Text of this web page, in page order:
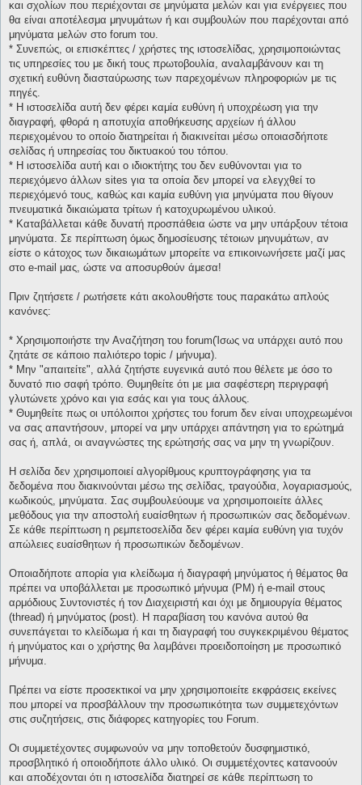
και σχολίων που περιέχονται σε μηνύματα μελών και για ενέργειες που
θα είναι αποτέλεσμα μηνυμάτων ή και συμβουλών που παρέχονται από
μηνύματα μελών στο forum του.
* Συνεπώς, οι επισκέπτες / χρήστες της ιστοσελίδας, χρησιμοποιώντας
τις υπηρεσίες του με δική τους πρωτοβουλία, αναλαμβάνουν και τη
σχετική ευθύνη διασταύρωσης των παρεχομένων πληροφοριών με τις
πηγές.
* H ιστοσελίδα αυτή δεν φέρει καμία ευθύνη ή υποχρέωση για την
διαγραφή, φθορά η αποτυχία αποθήκευσης αρχείων ή άλλου
περιεχομένου το οποίο διατηρείται ή διακινείται μέσω οποιασδήποτε
σελίδας ή υπηρεσίας του δικτυακού του τόπου.
* H ιστοσελίδα αυτή και ο ιδιοκτήτης του δεν ευθύνονται για το
περιεχόμενο άλλων sites για τα οποία δεν μπορεί να ελεγχθεί το
περιεχόμενό τους, καθώς και καμία ευθύνη για μηνύματα που θίγουν
πνευματικά δικαιώματα τρίτων ή κατοχυρωμένου υλικού.
* Καταβάλλεται κάθε δυνατή προσπάθεια ώστε να μην υπάρξουν τέτοια
μηνύματα. Σε περίπτωση όμως δημοσίευσης τέτοιων μηνυμάτων, αν
είστε ο κάτοχος των δικαιωμάτων μπορείτε να επικοινωνήσετε μαζί μας
στο e-mail μας, ώστε να αποσυρθούν άμεσα!
Πριν ζητήσετε / ρωτήσετε κάτι ακολουθήστε τους παρακάτω απλούς
κανόνες:
* Χρησιμοποιήστε την Αναζήτηση του forum(Ίσως να υπάρχει αυτό που
ζητάτε σε κάποιο παλιότερο topic / μήνυμα).
* Μην "απαιτείτε", αλλά ζητήστε ευγενικά αυτό που θέλετε με όσο το
δυνατό πιο σαφή τρόπο. Θυμηθείτε ότι με μια σαφέστερη περιγραφή
γλυτώνετε χρόνο και για εσάς και για τους άλλους.
* Θυμηθείτε πως οι υπόλοιποι χρήστες του forum δεν είναι υποχρεωμένοι
να σας απαντήσουν, μπορεί να μην υπάρχει απάντηση για το ερώτημά
σας ή, απλά, οι αναγνώστες της ερώτησής σας να μην τη γνωρίζουν.
Η σελίδα δεν χρησιμοποιεί αλγορίθμους κρυπτογράφησης για τα
δεδομένα που διακινούνται μέσω της σελίδας, τραγούδια, λογαριασμούς,
κωδικούς, μηνύματα. Σας συμβουλεύουμε να χρησιμοποιείτε άλλες
μεθόδους για την αποστολή ευαίσθητων ή προσωπικών σας δεδομένων.
Σε κάθε περίπτωση η ρεμπετοσελίδα δεν φέρει καμία ευθύνη για τυχόν
απώλειες ευαίσθητων ή προσωπικών δεδομένων.
Οποιαδήποτε απορία για κλείδωμα ή διαγραφή μηνύματος ή θέματος θα
πρέπει να υποβάλλεται με προσωπικό μήνυμα (PM) ή e-mail στους
αρμόδιους Συντονιστές ή τον Διαχειριστή και όχι με δημιουργία θέματος
(thread) ή μηνύματος (post). Η παραβίαση του κανόνα αυτού θα
συνεπάγεται το κλείδωμα ή και τη διαγραφή του συγκεκριμένου θέματος
ή μηνύματος και ο χρήστης θα λαμβάνει προειδοποίηση με προσωπικό
μήνυμα.
Πρέπει να είστε προσεκτικοί να μην χρησιμοποιείτε εκφράσεις εκείνες
που μπορεί να προσβάλλουν την προσωπικότητα των συμμετεχόντων
στις συζητήσεις, στις διάφορες κατηγορίες του Forum.
Οι συμμετέχοντες συμφωνούν να μην τοποθετούν δυσφημιστικό,
προσβλητικό ή οποιοδήποτε άλλο υλικό. Οι συμμετέχοντες κατανοούν
και αποδέχονται ότι η ιστοσελίδα διατηρεί σε κάθε περίπτωση το